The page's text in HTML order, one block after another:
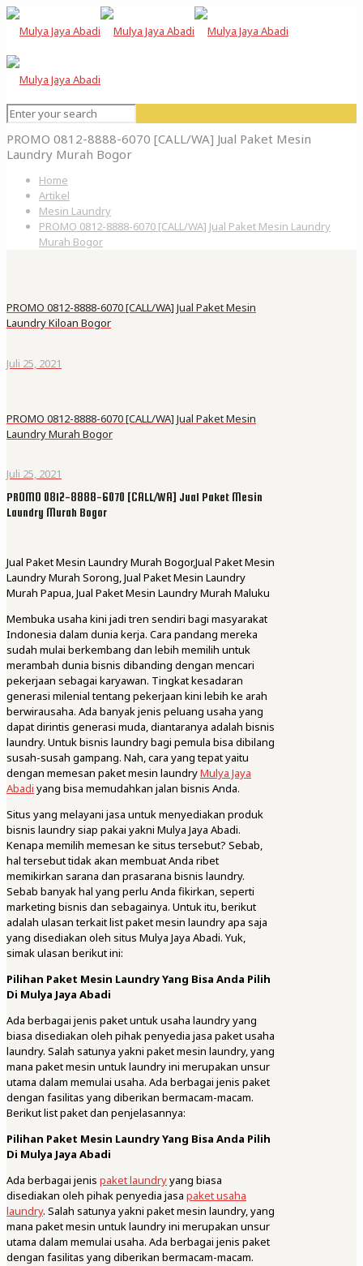
PROMO 0812-8888-6070 [CALL/WA] Jual Paket Mesin
Laundry Murah Bogor
Home
Artikel
Mesin Laundry
PROMO 0812-8888-6070 [CALL/WA] Jual Paket Mesin Laundry
Murah Bogor
PROMO 0812-8888-6070 [CALL/WA] Jual Paket Mesin
Laundry Kiloan Bogor
Juli 25, 2021
PROMO 0812-8888-6070 [CALL/WA] Jual Paket Mesin
Laundry Murah Bogor
Juli 25, 2021
PROMO 0812-8888-6070 [CALL/WA] Jual Paket Mesin
Laundry Murah Bogor
Jual Paket Mesin Laundry Murah Bogor,Jual Paket Mesin
Laundry Murah Sorong, Jual Paket Mesin Laundry
Murah Papua, Jual Paket Mesin Laundry Murah Maluku
Membuka usaha kini jadi tren sendiri bagi masyarakat
Indonesia dalam dunia kerja. Cara pandang mereka
sudah mulai berkembang dan lebih memilih untuk
merambah dunia bisnis dibanding dengan mencari
pekerjaan sebagai karyawan. Tingkat kesadaran
generasi milenial tentang pekerjaan kini lebih ke arah
berwirausaha. Ada banyak jenis peluang usaha yang
dapat dirintis generasi muda, diantaranya adalah bisnis
laundry. Untuk bisnis laundry bagi pemula bisa dibilang
susah-susah gampang. Nah, cara yang tepat yaitu
dengan memesan paket mesin laundryMulya Jaya
Abadi yang bisa memudahkan jalan bisnis Anda.
Situs yang melayani jasa untuk menyediakan produk
bisnis laundry siap pakai yakni Mulya Jaya Abadi.
Kenapa memilih memesan ke situs tersebut? Sebab,
hal tersebut tidak akan membuat Anda ribet
memikirkan sarana dan prasarana bisnis laundry.
Sebab banyak hal yang perlu Anda fikirkan, seperti
marketing bisnis dan sebagainya. Untuk itu, berikut
adalah ulasan terkait list paket mesin laundry apa saja
yang disediakan oleh situs Mulya Jaya Abadi. Yuk,
simak ulasan berikut ini:
Pilihan Paket Mesin Laundry Yang Bisa Anda Pilih
Di Mulya Jaya Abadi
Ada berbagai jenis paket untuk usaha laundry yang
biasa disediakan oleh pihak penyedia jasa paket usaha
laundry. Salah satunya yakni paket mesin laundry, yang
mana paket mesin untuk laundry ini merupakan unsur
utama dalam memulai usaha. Ada berbagai jenis paket
dengan fasilitas yang diberikan bermacam-macam.
Berikut list paket dan penjelasannya:
Pilihan Paket Mesin Laundry Yang Bisa Anda Pilih
Di Mulya Jaya Abadi
Ada berbagai jenis paket laundryyang biasa
disediakan oleh pihak penyedia jasa paket usaha
laundry. Salah satunya yakni paket mesin laundry, yang
mana paket mesin untuk laundry ini merupakan unsur
utama dalam memulai usaha. Ada berbagai jenis paket
dengan fasilitas yang diberikan bermacam-macam.